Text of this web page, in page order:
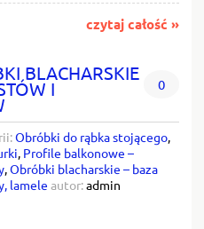
czytaj całość »
BLACHARSKIE
I 0
Obróbki do rąbka stojącego,
, Profile balkonowe –
,Obróbki blacharskie – baza
lamele autor:admin